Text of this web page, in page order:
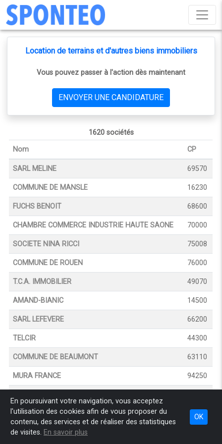
Location de terrains et d'autres biens immobiliers
Vous pouvez passer à l'action dès maintenant
ENVOYER UNE CANDIDATURE
1620 sociétés
Nom
CP
SARL MELINE 69570
COMMUNE DE MANSLE 16230
FUCHS BENOIT 68600
CHAMBRE COMMERCE INDUSTRIE HAUTE SAONE 70000
SOCIETE NINA RICCI 75008
COMMUNE DE ROUEN 76000
T.C.A. IMMOBILIER 49070
AMAND-BIANIC 14500
SARL LEFEVERE 66200
TELCIR 44300
COMMUNE DE BEAUMONT 63110
MURA FRANCE 94250
SEMITOUR PERIGORD 24410
CC PAYS DE CHATEAUGIRON COMMUNAUTE
En poursuivant votre navigation, vous acceptez
l'utilisation des cookies afin de vous proposer du
contenu, des services et de réaliser des statistiques
de visites. En savoir plus
OK